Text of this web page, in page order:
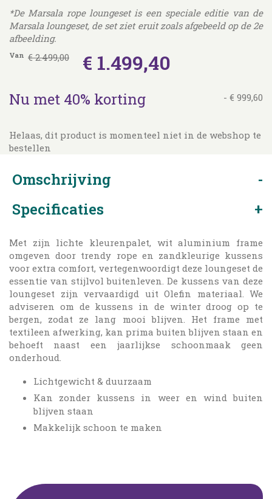
*De Marsala rope loungeset is een speciale editie van de
Marsala loungeset, de set ziet eruit zoals afgebeeld op de 2e
afbeelding.
Van € 2.499,00 € 1.499,40
Nu met 40% korting - € 999,60
Helaas, dit product is momenteel niet in de webshop te
bestellen
Omschrijving
Specificaties
Met zijn lichte kleurenpalet, wit aluminium frame
omgeven door trendy rope en zandkleurige kussens
voor extra comfort, vertegenwoordigt deze loungeset de
essentie van stijlvol buitenleven. De kussens van deze
loungeset zijn vervaardigd uit Olefin materiaal. We
adviseren om de kussens in de winter droog op te
bergen, zodat ze lang mooi blijven. Het frame met
textileen afwerking, kan prima buiten blijven staan en
behoeft naast een jaarlijkse schoonmaak geen
onderhoud.
Lichtgewicht & duurzaam
Kan zonder kussens in weer en wind buiten
blijven staan
Makkelijk schoon te maken